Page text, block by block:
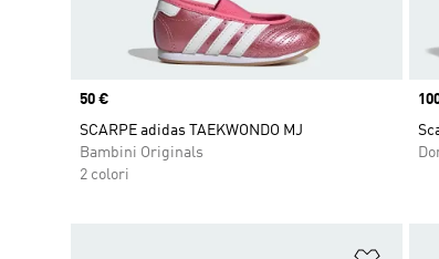
Price
50 €
SCARPE adidas TAEKWONDO MJ
Bambini Originals
2 colori